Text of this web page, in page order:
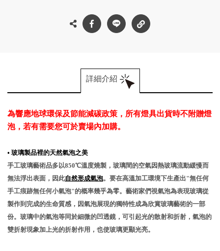
詳細介紹
為響應地球環保及節能減碳政策，所有燈具出貨時不附贈燈
泡，若有需要您可於賣場內加購。
• 玻璃製品裡的天然氣泡之美
手工玻璃藝術品多以850℃溫度燒製，玻璃間的空氣因熱玻璃流動緩慢而
無法浮出表面，因此自然形成氣泡。要在高溫加工環境下生產出"無任何
手工痕跡無任何小氣泡"的概率幾乎為零。藝術家們視氣泡為表現玻璃從
製作到完成的生命質感，因氣泡展現的獨特性成為欣賞玻璃藝術的一部
份。玻璃中的氣泡等同於細微的凹透鏡，可引起光的散射和折射，氣泡的
雙折射現象加上光的折射作用，也使玻璃更顯光亮。